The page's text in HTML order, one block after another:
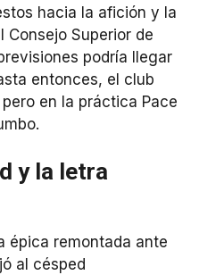
hacia la afición y la
Consejo Superior de
podría llegar
entonces, el club
en la práctica Pace
y la letra
épica remontada ante
al césped